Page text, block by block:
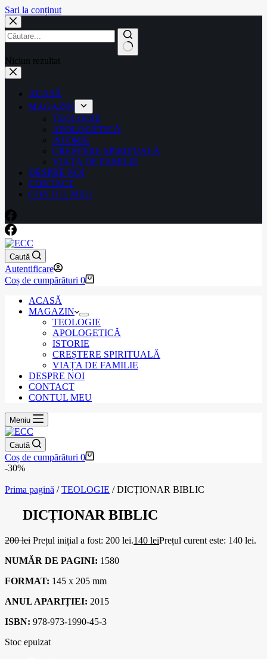
Sari la conținut
Niciun rezultat
ACASĂ
MAGAZIN
TEOLOGIE
APOLOGETICĂ
ISTORIE
CREȘTERE SPIRITUALĂ
VIAȚA DE FAMILIE
DESPRE NOI
CONTACT
CONTUL MEU
Caută
Autentificare
Coș de cumpărături 0
ACASĂ
MAGAZIN
TEOLOGIE
APOLOGETICĂ
ISTORIE
CREȘTERE SPIRITUALĂ
VIAȚA DE FAMILIE
DESPRE NOI
CONTACT
CONTUL MEU
Meniu
Caută
Coș de cumpărături 0
-30%
Prima pagină /TEOLOGIE / DICȚIONAR BIBLIC
DICȚIONAR BIBLIC
200lei Prețul inițial a fost: 200 lei.140 leiPrețul curent este: 140 lei.
NUMĂR DE PAGINI: 1580
FORMAT: 145 x 205 mm
ANUL APARIȚIEI: 2015
ISBN: 978-973-1990-45-3
Stoc epuizat